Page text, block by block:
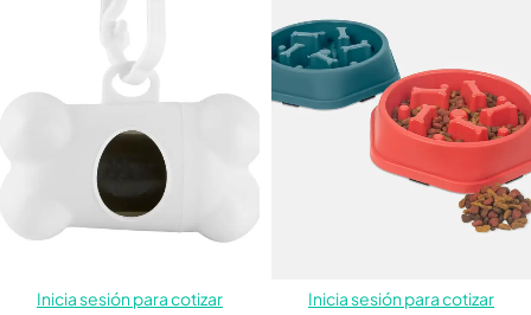
Inicia sesión para cotizar
Inicia sesión para cotizar